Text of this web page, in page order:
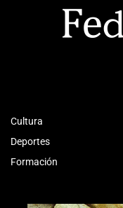
Cultura
Deportes
Formación